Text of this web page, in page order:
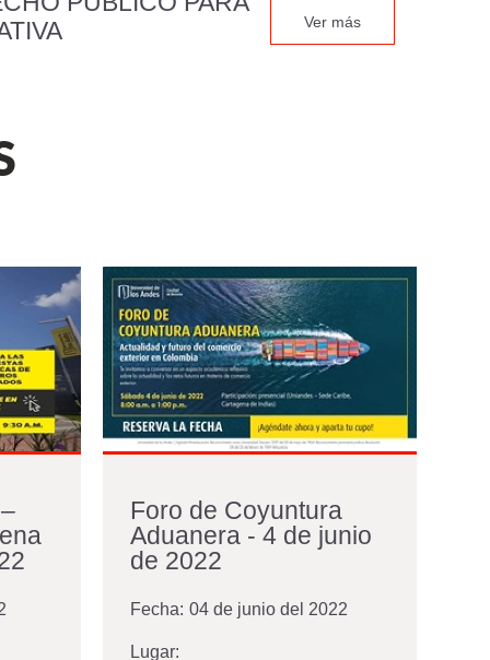
Ver más
Foro de Coyuntura
Aduanera - 4 de junio
de 2022
Fecha: 04 de junio del 2022
Lugar: